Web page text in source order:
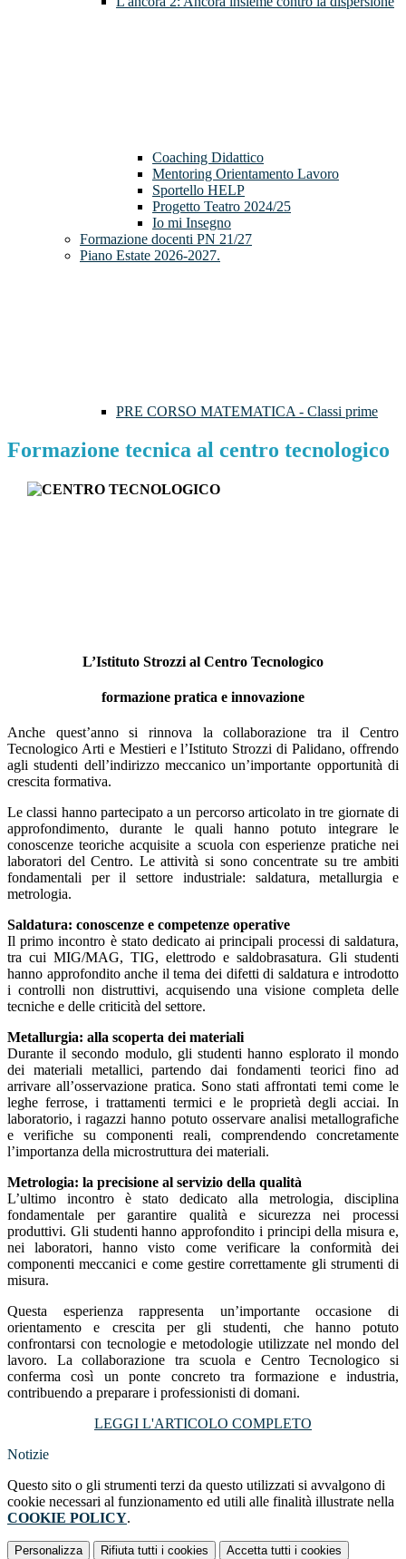
Coaching Didattico
Mentoring Orientamento Lavoro
Sportello HELP
Progetto Teatro 2024/25
Io mi Insegno
Formazione docenti PN 21/27
Piano Estate 2026-2027.
PRE CORSO MATEMATICA - Classi prime
Formazione tecnica al centro tecnologico
L’Istituto Strozzi al Centro Tecnologico
formazione pratica e innovazione
Anche quest’anno si rinnova la collaborazione tra il Centro
Tecnologico Arti e Mestieri e l’Istituto Strozzi di Palidano, offrendo
agli studenti dell’indirizzo meccanico un’importante opportunità di
crescita formativa.
Le classi hanno partecipato a un percorso articolato in tre giornate di
approfondimento, durante le quali hanno potuto integrare le
conoscenze teoriche acquisite a scuola con esperienze pratiche nei
laboratori del Centro. Le attività si sono concentrate su tre ambiti
fondamentali per il settore industriale: saldatura, metallurgia e
metrologia.
Saldatura: conoscenze e competenze operative
Il primo incontro è stato dedicato ai principali processi di saldatura,
tra cui MIG/MAG, TIG, elettrodo e saldobrasatura. Gli studenti
hanno approfondito anche il tema dei difetti di saldatura e introdotto
i controlli non distruttivi, acquisendo una visione completa delle
tecniche e delle criticità del settore.
Metallurgia: alla scoperta dei materiali
Durante il secondo modulo, gli studenti hanno esplorato il mondo
dei materiali metallici, partendo dai fondamenti teorici fino ad
arrivare all’osservazione pratica. Sono stati affrontati temi come le
leghe ferrose, i trattamenti termici e le proprietà degli acciai. In
laboratorio, i ragazzi hanno potuto osservare analisi metallografiche
e verifiche su componenti reali, comprendendo concretamente
l’importanza della microstruttura dei materiali.
Metrologia: la precisione al servizio della qualità
L’ultimo incontro è stato dedicato alla metrologia, disciplina
fondamentale per garantire qualità e sicurezza nei processi
produttivi. Gli studenti hanno approfondito i principi della misura e,
nei laboratori, hanno visto come verificare la conformità dei
componenti meccanici e come gestire correttamente gli strumenti di
misura.
Questa esperienza rappresenta un’importante occasione di
orientamento e crescita per gli studenti, che hanno potuto
confrontarsi con tecnologie e metodologie utilizzate nel mondo del
lavoro. La collaborazione tra scuola e Centro Tecnologico si
conferma così un ponte concreto tra formazione e industria,
contribuendo a preparare i professionisti di domani.
LEGGI L'ARTICOLO COMPLETO
Notizie
Questo sito o gli strumenti terzi da questo utilizzati si avvalgono di
cookie necessari al funzionamento ed utili alle finalità illustrate nella
COOKIE POLICY.
Personalizza Rifiuta tutti i cookies Accetta tutti i cookies